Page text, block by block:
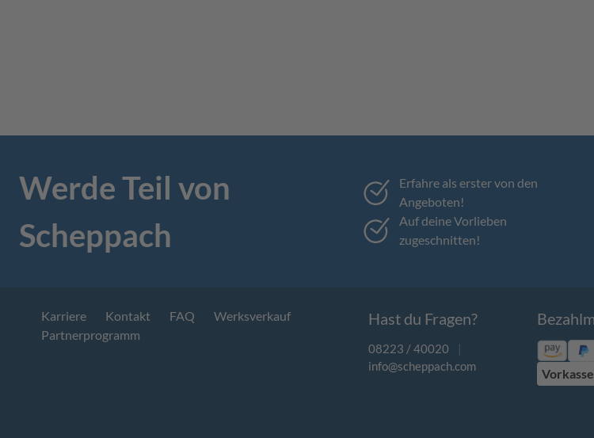
Werde Teil von
Scheppach
Erfahre als erster von den
Angeboten!
Auf deine Vorlieben
zugeschnitten!
Karriere Kontakt FAQ
Werksverkauf
Partnerprogramm
Hast du Fragen?
08223 / 40020
|
info@scheppach.com
Vorkasse